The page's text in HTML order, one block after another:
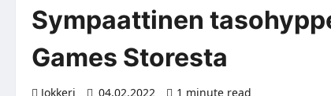
Sympaattinen
Games Storesta
Jokkeri 04.02.2022 1 minute read